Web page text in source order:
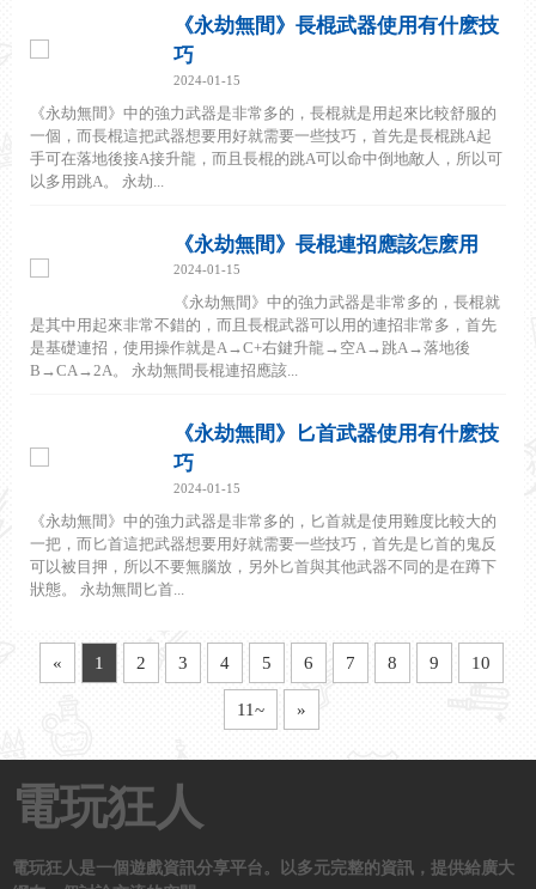
《永劫無間》長棍武器使用有什麽技
巧
2024-01-15
《永劫無間》中的強力武器是非常多的，長棍就是用起來比較舒服的
一個，而長棍這把武器想要用好就需要一些技巧，首先是長棍跳A起
手可在落地後接A接升龍，而且長棍的跳A可以命中倒地敵人，所以可
以多用跳A。 永劫...
《永劫無間》長棍連招應該怎麽用
2024-01-15
《永劫無間》中的強力武器是非常多的，長棍就
是其中用起來非常不錯的，而且長棍武器可以用的連招非常多，首先
是基礎連招，使用操作就是A→C+右鍵升龍→空A→跳A→落地後
B→CA→2A。 永劫無間長棍連招應該...
《永劫無間》匕首武器使用有什麽技
巧
2024-01-15
《永劫無間》中的強力武器是非常多的，匕首就是使用難度比較大的
一把，而匕首這把武器想要用好就需要一些技巧，首先是匕首的鬼反
可以被目押，所以不要無腦放，另外匕首與其他武器不同的是在蹲下
狀態。 永劫無間匕首...
« 1 2 3 4 5 6 7 8 9 10
11~ »
電玩狂人
電玩狂人是一個遊戲資訊分享平台。以多元完整的資訊，提供給廣大